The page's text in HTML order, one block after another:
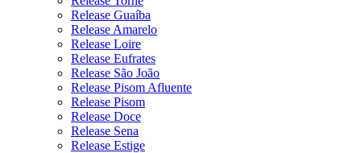
Release Guaíba
Release Amarelo
Release Loire
Release Eufrates
Release São João
Release Pisom Afluente
Release Pisom
Release Doce
Release Sena
Release Estige